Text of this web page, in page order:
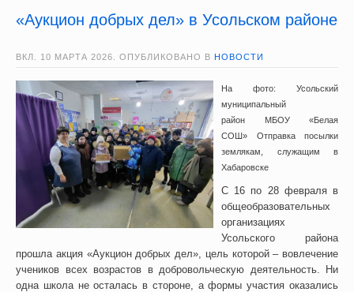
«Аукцион добрых дел» в Усольском районе
ВКЛ. 10 МАРТА 2026 . ОПУБЛИКОВАНО В НОВОСТИ
На фото: Усольский
муниципальный
район МБОУ «Белая
СОШ» Отправка посылки
землякам, служащим в
Хабаровске
С 16 по 28 февраля в
общеобразовательных
организациях
Усольского района
прошла акция «Аукцион добрых дел», цель которой – вовлечение
учеников всех возрастов в добровольческую деятельность. Ни
одна школа не осталась в стороне, а формы участия оказались